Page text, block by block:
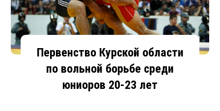
Первенство Курской области
по вольной борьбе среди
юниоров 20-23 лет